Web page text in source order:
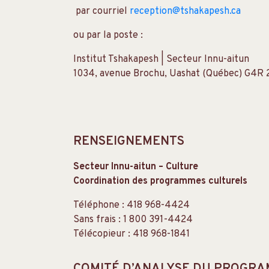
par courriel reception@tshakapesh.ca
ou par la poste :
Institut Tshakapesh | Secteur Innu-aitun
1034, avenue Brochu, Uashat (Québec) G4R
RENSEIGNEMENTS
Secteur Innu-aitun – Culture
Coordination des programmes culturels
Téléphone : 418 968-4424
Sans frais : 1 800 391-4424
Télécopieur : 418 968-1841